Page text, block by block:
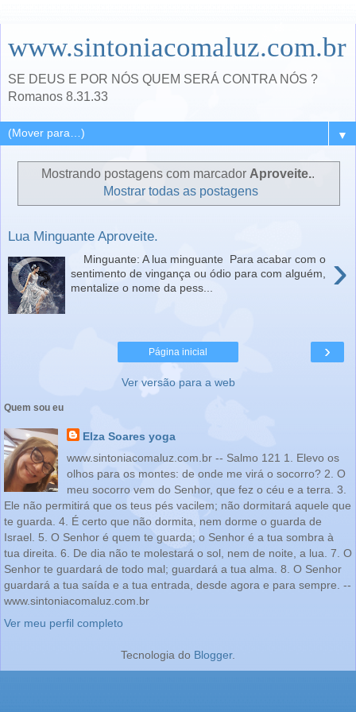
www.sintoniacomaluz.com.br
SE DEUS E POR NÓS QUEM SERÁ CONTRA NÓS ?
Romanos 8.31.33
▼
Mostrando postagens com marcador Aproveite..
Mostrar todas as postagens
Lua Minguante Aproveite.
›
Minguante: A lua minguante Para acabar com o
sentimento de vingança ou ódio para com alguém,
mentalize o nome da pess...
›
Página inicial
Ver versão para a web
Quem sou eu
Elza Soares yoga
www.sintoniacomaluz.com.br -- Salmo 121 1. Elevo os
olhos para os montes: de onde me virá o socorro? 2. O
meu socorro vem do Senhor, que fez o céu e a terra. 3.
Ele não permitirá que os teus pés vacilem; não dormitará aquele que
te guarda. 4. É certo que não dormita, nem dorme o guarda de
Israel. 5. O Senhor é quem te guarda; o Senhor é a tua sombra à
tua direita. 6. De dia não te molestará o sol, nem de noite, a lua. 7. O
Senhor te guardará de todo mal; guardará a tua alma. 8. O Senhor
guardará a tua saída e a tua entrada, desde agora e para sempre. --
www.sintoniacomaluz.com.br
Ver meu perfil completo
Tecnologia do Blogger.